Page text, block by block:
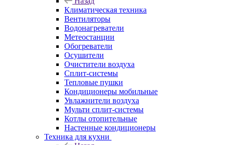
Климатическая техника
Вентиляторы
Водонагреватели
Метеостанции
Обогреватели
Осушители
Очистители воздуха
Сплит-системы
Тепловые пушки
Кондиционеры мобильные
Увлажнители воздуха
Мульти сплит-системы
Котлы отопительные
Настенные кондиционеры
Техника для кухни